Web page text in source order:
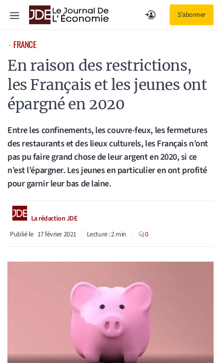
S'abonner
Menu
⋅ FRANCE
En raison des restrictions,
les Français et les jeunes ont
épargné en 2020
Entre les confinements, les couvre-feux, les fermetures
des restaurants et des lieux culturels, les Français n’ont
pas pu faire grand chose de leur argent en 2020, si ce
n’est l’épargner. Les jeunes en particulier en ont profité
pour garnir leur bas de laine.
La rédaction JDE
Publié le 17 février 2021 Lecture :2min 0